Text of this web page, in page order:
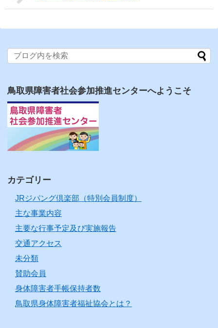
鳥取県障害者社会参加推進センターへようこそ
カテゴリー
JRジパング倶楽部（特別会員制度）
主な事業内容
主要な行事予定及び実施報告
交通アクセス
未分類
賛助会員
身体障害者手帳保持者数
鳥取県身体障害者福祉協会とは？